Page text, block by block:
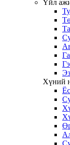
Үйл
Хүний